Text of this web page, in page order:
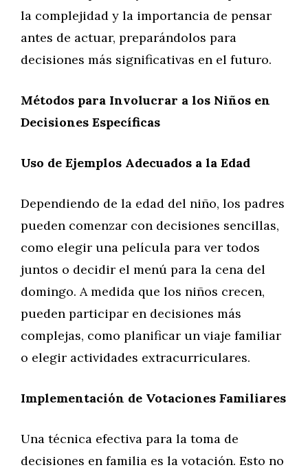
la complejidad y la importancia de pensar
antes de actuar, preparándolos para
decisiones más significativas en el futuro.
Métodos para Involucrar a los Niños en
Decisiones Específicas
Uso de Ejemplos Adecuados a la Edad
Dependiendo de la edad del niño, los padres
pueden comenzar con decisiones sencillas,
como elegir una película para ver todos
juntos o decidir el menú para la cena del
domingo. A medida que los niños crecen,
pueden participar en decisiones más
complejas, como planificar un viaje familiar
o elegir actividades extracurriculares.
Implementación de Votaciones Familiares
Una técnica efectiva para la toma de
decisiones en familia es la votación. Esto no